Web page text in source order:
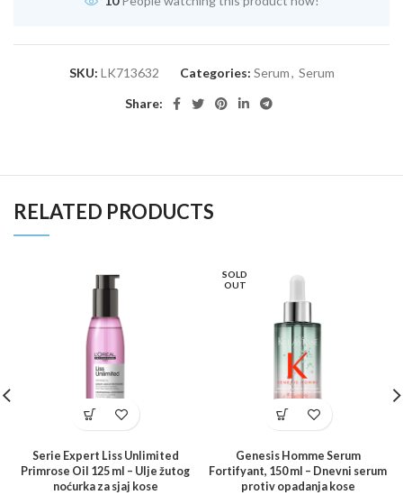
SKU: LK713632 Categories: Serum, Serum
Share:
RELATED PRODUCTS
Serie Expert Liss Unlimited
Primrose Oil 125 ml – Ulje žutog
noćurka za sjaj kose
SOLD
OUT
Genesis Homme Serum
Fortifyant, 150 ml – Dnevni serum
protiv opadanja kose